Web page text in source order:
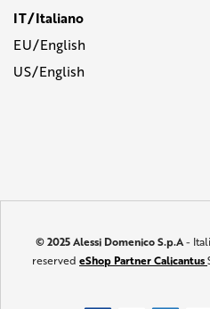
IT/Italiano
EU/English
US/English
© 2025 Alessi Domenico S.p.A-
reserved eShop Partner Calicantus